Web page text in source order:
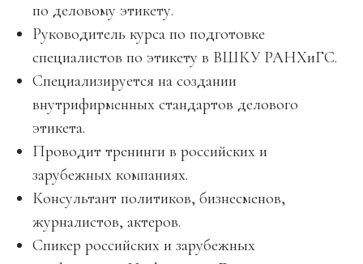
по деловому этикету.
Руководитель курса по подготовке
специалистов по этикету в ВШКУ РАНХиГС.
Специализируется на создании
внутрифирменных стандартов делового
этикета.
Проводит тренинги в российских и
зарубежных компаниях.
Консультант политиков, бизнесменов,
журналистов, актеров.
Спикер российских и зарубежных